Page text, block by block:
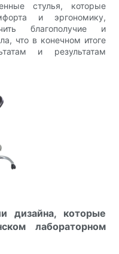
стулья, которые
и эргономику,
благополучие и
что в конечном итоге
и результатам
дизайна, которые
лабораторном